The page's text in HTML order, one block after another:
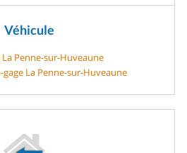
Véhicule
La Penne-sur-Huveaune
La Penne-sur-Huveaune